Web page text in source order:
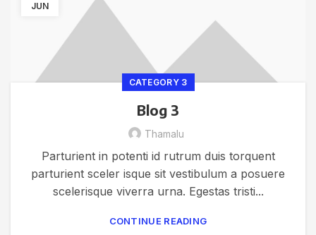
JUN
CATEGORY 3
Blog 3
Thamalu
Parturient in potenti id rutrum duis torquent
parturient sceler isque sit vestibulum a posuere
scelerisque viverra urna. Egestas tristi...
CONTINUE READING